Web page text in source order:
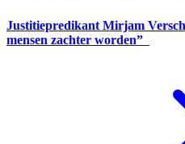
Justitiepredikant Mirjam
mensen zachter worden”